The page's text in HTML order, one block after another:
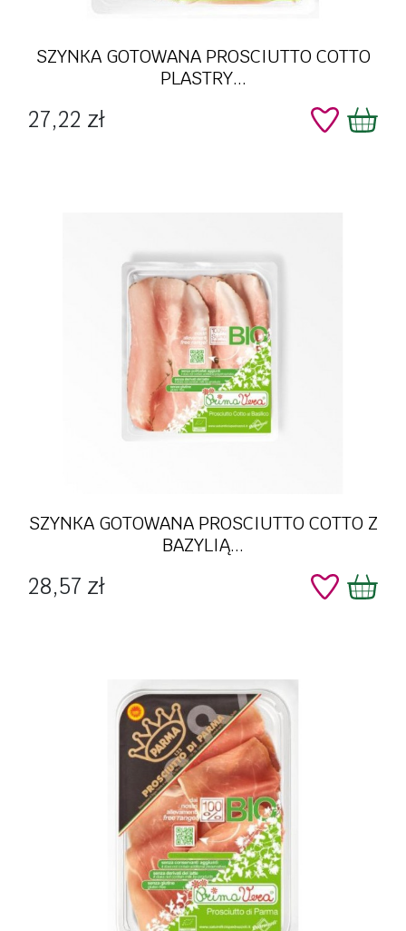
SZYNKA GOTOWANA PROSCIUTTO COTTO
PLASTRY...
Cena
27,22 zł
SZYNKA GOTOWANA PROSCIUTTO COTTO Z
BAZYLIĄ...
Cena
28,57 zł